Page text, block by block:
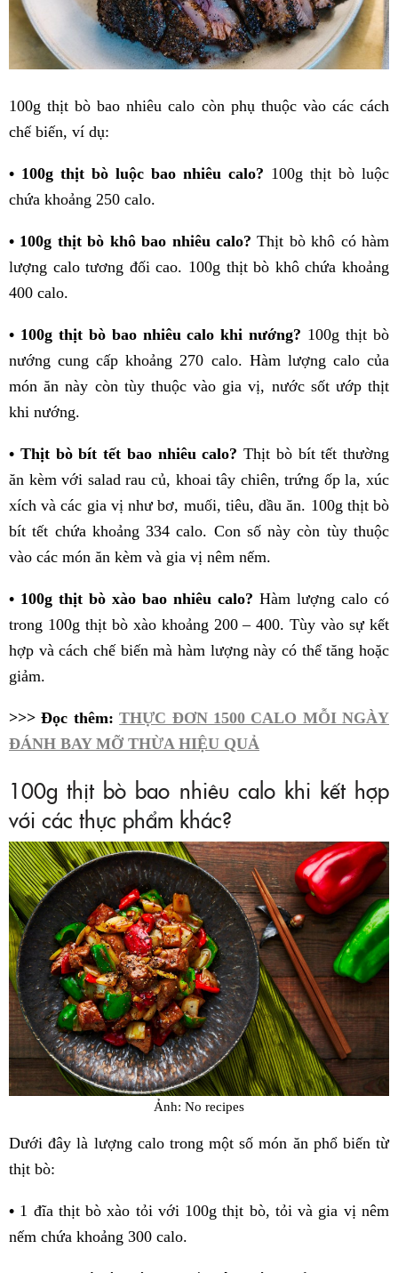
100g thịt bò bao nhiêu calo còn phụ thuộc vào các cách
chế biến, ví dụ:
• 100g thịt bò luộc bao nhiêu calo? 100g thịt bò luộc
chứa khoảng 250 calo.
• 100g thịt bò khô bao nhiêu calo? Thịt bò khô có hàm
lượng calo tương đối cao. 100g thịt bò khô chứa khoảng
400 calo.
• 100g thịt bò bao nhiêu calo khi nướng? 100g thịt bò
nướng cung cấp khoảng 270 calo. Hàm lượng calo của
món ăn này còn tùy thuộc vào gia vị, nước sốt ướp thịt
khi nướng.
• Thịt bò bít tết bao nhiêu calo? Thịt bò bít tết thường
ăn kèm với salad rau củ, khoai tây chiên, trứng ốp la, xúc
xích và các gia vị như bơ, muối, tiêu, dầu ăn. 100g thịt bò
bít tết chứa khoảng 334 calo. Con số này còn tùy thuộc
vào các món ăn kèm và gia vị nêm nếm.
• 100g thịt bò xào bao nhiêu calo? Hàm lượng calo có
trong 100g thịt bò xào khoảng 200 – 400. Tùy vào sự kết
hợp và cách chế biến mà hàm lượng này có thể tăng hoặc
giảm.
>>> Đọc thêm:THỰC ĐƠN 1500 CALO MỖI NGÀY
ĐÁNH BAY MỠ THỪA HIỆU QUẢ
100g thịt bò bao nhiêu calo khi kết hợp
với các thực phẩm khác?
Ảnh: No recipes
Dưới đây là lượng calo trong một số món ăn phổ biến từ
thịt bò:
• 1 đĩa thịt bò xào tỏi với 100g thịt bò, tỏi và gia vị nêm
nếm chứa khoảng 300 calo.